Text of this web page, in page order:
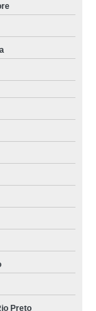
Preto